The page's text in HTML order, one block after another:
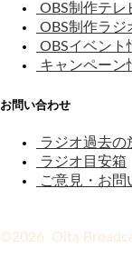
OBS制作テレ
OBS制作ラジ
OBSイベント
キャンペーン
お問い合わせ
ラジオ過去の
ラジオ目安箱
ご意見・お問
©2026 Oita